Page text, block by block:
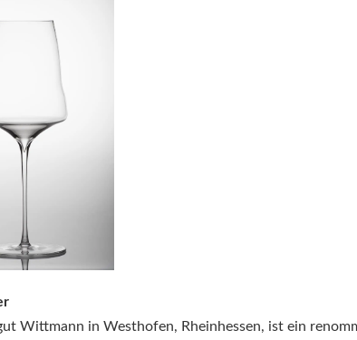
Wittmann in Westhofen, Rheinhessen, ist ein